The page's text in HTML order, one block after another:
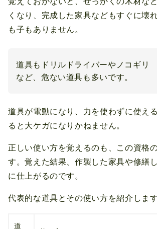
くなり、完成した家具などもすぐに壊
も子もありません。
道具もドリルドライバーやノコギリ
など、危ない道具も多いです。
道具が電動になり、力を使わずに使え
ると大ケガになりかねません。
正しい使い方を覚えるのも、この資格
す。覚えた結果、作製した家具や修繕
に仕上がるのです。
代表的な道具とその使い方を紹介します
道